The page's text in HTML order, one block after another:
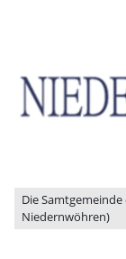
Die
Niedernwöhren)